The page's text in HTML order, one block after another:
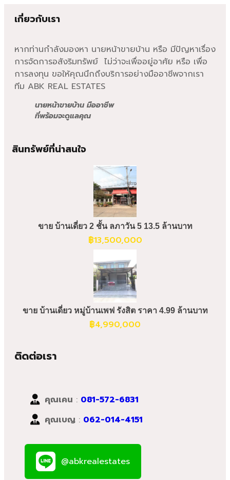
เกี่ยวกับเรา
หากท่านกำลังมองหา นายหน้าขายบ้าน หรือ มีปัญหาเรื่อง
การจัดการอสังริมทรัพย์ ไม่ว่าจะเพื่ออยู่อาศัย หรือ เพื่อ
การลงทุน ขอให้คุณนึกถึงบริการอย่างมืออาชีพจากเรา
ทีม ABK REAL ESTATES
นายหน้าขายบ้าน มืออาชีพ
ที่พร้อมจะดูแลคุณ
สินทรัพย์ที่น่าสนใจ
ขาย บ้านเดี่ยว 2 ชั้น ลภาวัน 5 13.5 ล้านบาท
฿13,500,000
ขาย บ้านเดี่ยว หมู่บ้านเพฟ รังสิต ราคา 4.99 ล้านบาท
฿4,990,000
ติดต่อเรา
คุณเคน : 081-572-6831
คุณเบญ : 062-014-4151
@abkrealestates